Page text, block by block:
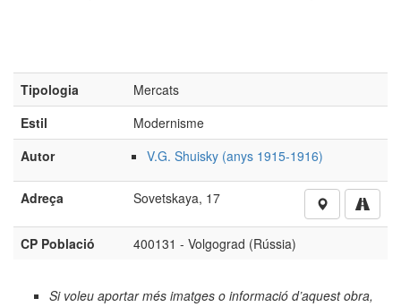
Tipologia
Mercats
Estil
Modernisme
Autor
V.G. Shuisky (anys 1915-1916)
Adreça Sovetskaya, 17
CP Població 400131 - Volgograd (Rússia)
Si voleu aportar més imatges o informació d’aquest obra,